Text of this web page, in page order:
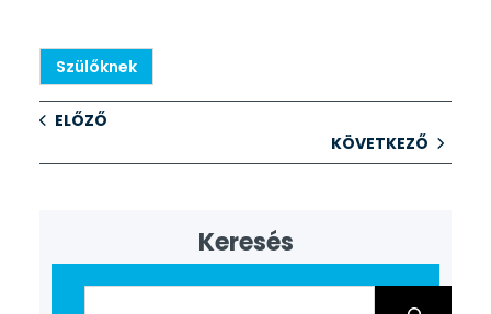
Szülőknek
ELŐZŐ
KÖVETKEZŐ
Keresés